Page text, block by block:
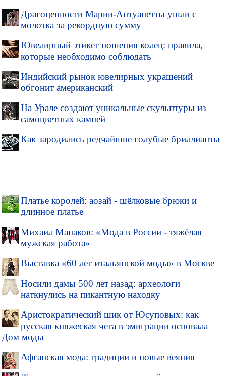
Драгоценности Марии-Антуанетты ушли с
молотка за рекордную сумму
Ювелирный этикет ношения колец: правила,
которые необходимо соблюдать
Индийский рынок ювелирных украшений
обгонит американский
На Урале создают уникальные скульптуры из
самоцветных камней
Как зародились редчайшие голубые бриллианты
Платье королей: аозай - шёлковые брюки и
длинное платье
Михаил Манаков: «Мода в России - тяжёлая
мужская работа»
Выставка «60 лет итальянской моды» в Москве
Носили дамы 500 лет назад: археологи
наткнулись на пикантную находку
Аристократический шик от Юсуповых: как
русская княжеская чета в эмиграции основала
Дом моды
Афганская мода: традиции и новые веяния